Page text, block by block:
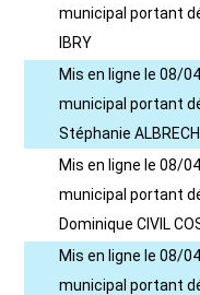
municipal portant
IBRY
Mis en ligne le 08/
municipal portant
Stéphanie
Mis en ligne le 08/
municipal portant
Dominique CIVIL
Mis en ligne le 08/
municipal portant